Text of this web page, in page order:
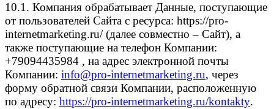
10.1. Компания обрабатывает Данные, поступающие
от пользователей Cайта с ресурса: https://pro-
internetmarketing.ru/ (далее совместно – Cайт), а
также поступающие на телефон Компании:
+79094435984 , на адрес электронной почты
Компании: info@pro-internetmarketing.ru, через
форму обратной связи Компании, расположенную
по адресу: https://pro-internetmarketing.ru/kontakty.